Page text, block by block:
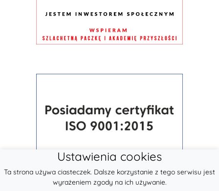
Ustawienia cookies
Ta strona używa ciasteczek. Dalsze korzystanie z tego serwisu jest
wyrażeniem zgody na ich używanie.